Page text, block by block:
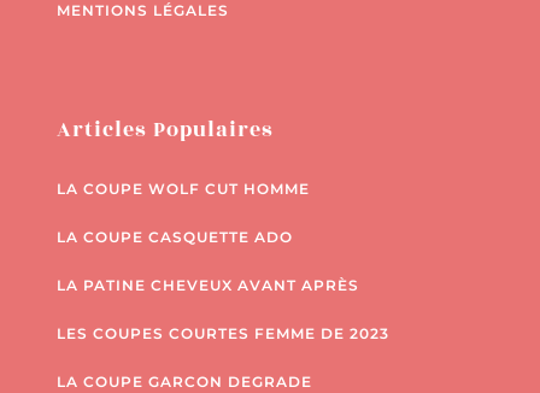
MENTIONS LÉGALES
Articles Populaires
LA COUPE WOLF CUT HOMME
LA COUPE CASQUETTE ADO
LA PATINE CHEVEUX AVANT APRÈS
LES COUPES COURTES FEMME DE 2023
LA COUPE GARCON DEGRADE